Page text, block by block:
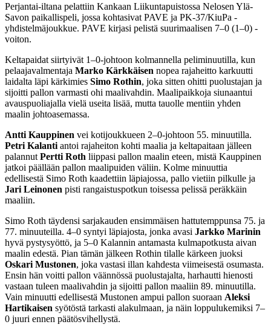
Perjantai-iltana pelattiin Kankaan Liikuntapuistossa Nelosen Ylä-
Savon paikallispeli, jossa kohtasivat PAVE ja PK-37/KiuPa -
yhdistelmäjoukkue. PAVE kirjasi pelistä suurimaalisen 7–0 (1–0) -
voiton.
Keltapaidat siirtyivät 1–0-johtoon kolmannella peliminuutilla, kun
pelaajavalmentaja Marko Kärkkäisen nopea rajaheitto karkuutti
laidalta läpi kärkimies Simo Rothin, joka sitten ohitti puolustajan ja
sijoitti pallon varmasti ohi maalivahdin. Maalipaikkoja siunaantui
avauspuoliajalla vielä useita lisää, mutta tauolle mentiin yhden
maalin johtoasemassa.
Antti Kauppinen vei kotijoukkueen 2–0-johtoon 55. minuutilla.
Petri Kalanti antoi rajaheiton kohti maalia ja keltapaitaan jälleen
palannut Pertti Roth liippasi pallon maalin eteen, mistä Kauppinen
jatkoi päällään pallon maalipuiden väliin. Kolme minuuttia
edellisestä Simo Roth kaadettiin läpiajossa, pallo vietiin pilkulle ja
Jari Leinonen pisti rangaistuspotkun toisessa pelissä peräkkäin
maaliin.
Simo Roth täydensi sarjakauden ensimmäisen hattutemppunsa 75. ja
77. minuuteilla. 4–0 syntyi läpiajosta, jonka avasi Jarkko Marinin
hyvä pystysyöttö, ja 5–0 Kalannin antamasta kulmapotkusta aivan
maalin edestä. Pian tämän jälkeen Rothin tilalle kärkeen juoksi
Oskari Mustonen, joka vastasi illan kahdesta viimeisestä osumasta.
Ensin hän voitti pallon väännössä puolustajalta, harhautti hienosti
vastaan tuleen maalivahdin ja sijoitti pallon maaliin 89. minuutilla.
Vain minuutti edellisestä Mustonen ampui pallon suoraan Aleksi
Hartikaisen syötöstä tarkasti alakulmaan, ja näin loppulukemiksi 7–
0 juuri ennen päätösvihellystä.